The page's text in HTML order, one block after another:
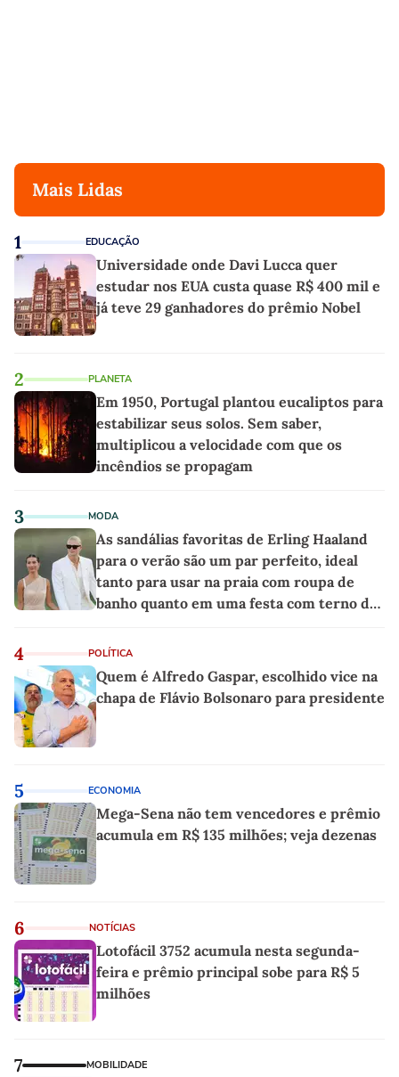
Mais Lidas
1 EDUCAÇÃO
Universidade onde Davi Lucca quer
estudar nos EUA custa quase R$ 400 mil e
já teve 29 ganhadores do prêmio Nobel
2 PLANETA
Em 1950, Portugal plantou eucaliptos para
estabilizar seus solos. Sem saber,
multiplicou a velocidade com que os
incêndios se propagam
3 MODA
As sandálias favoritas de Erling Haaland
para o verão são um par perfeito, ideal
tanto para usar na praia com roupa de
banho quanto em uma festa com terno de
4 POLÍTICA
Quem é Alfredo Gaspar, escolhido vice na
chapa de Flávio Bolsonaro para presidente
5 ECONOMIA
Mega-Sena não tem vencedores e prêmio
acumula em R$ 135 milhões; veja dezenas
6 NOTÍCIAS
Lotofácil 3752 acumula nesta segunda-
feira e prêmio principal sobe para R$ 5
milhões
7 MOBILIDADE